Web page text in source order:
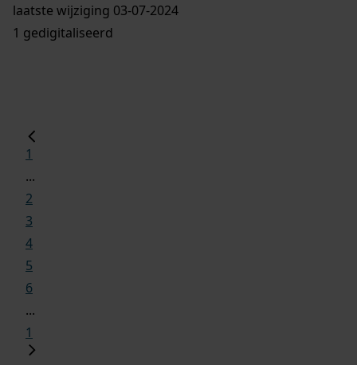
laatste wijziging 03-07-2024
1 gedigitaliseerd
1
...
2
3
4
5
6
...
1